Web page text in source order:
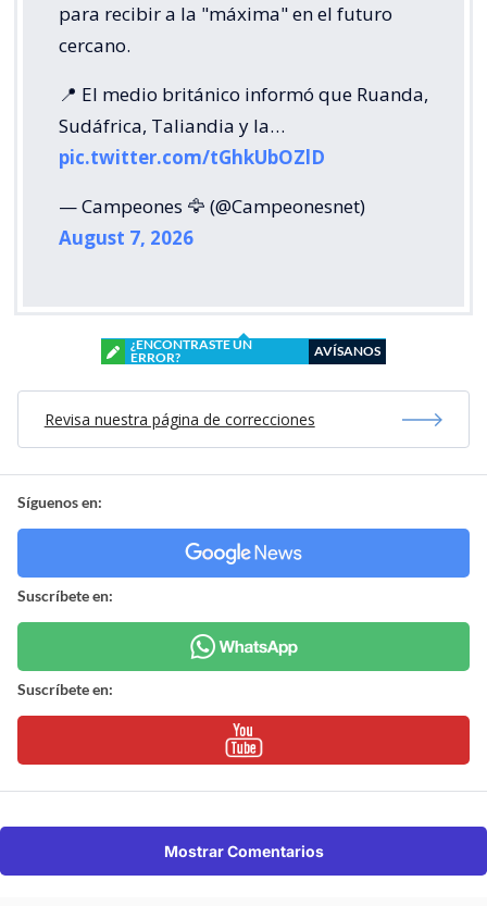
para recibir a la "máxima" en el futuro
cercano.
📍 El medio británico informó que Ruanda,
Sudáfrica, Taliandia y la…
pic.twitter.com/tGhkUbOZlD
— Campeones 🦅 (@Campeonesnet)
August 7, 2026
¿ENCONTRASTE UN
ERROR?
AVÍSANOS
Revisa nuestra página de correcciones
Síguenos en:
Suscríbete en:
Suscríbete en:
Mostrar Comentarios